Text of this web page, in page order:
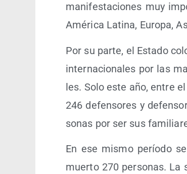
mani­fes­ta­cio­nes muy
Amé­ri­ca Lati­na, Euro­pa,
Por su par­te, el Esta­do
inter­na­cio­na­les por las
les. Solo este año, entre
246 defen­so­res y
so­nas por ser sus
En ese mis­mo perío­do
muer­to 270 per­so­nas.